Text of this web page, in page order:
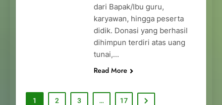
dari Bapak/Ibu guru,
karyawan, hingga peserta
didik. Donasi yang berhasil
dihimpun terdiri atas uang
tunai,…
Read More
1 2 3 … 17